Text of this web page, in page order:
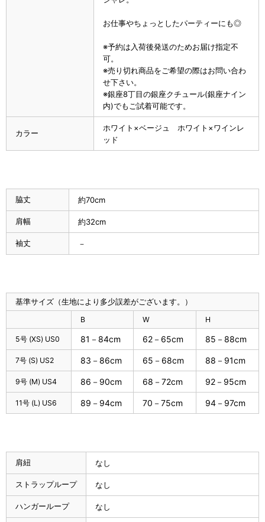
お仕事やちょっとしたパーティーにも◎
※予約は入荷後発送のためお届け指定不
可。
※売り切れ商品をご希望の際はお問い合わ
せ下さい。
※銀座8丁目の銀座クチュール(銀座ナイン
内)でもご試着可能です。
カラー
ホワイト×ベージュ ホワイト×ワインレ
ッド
脇丈 約70cm
肩幅 約32cm
袖丈 －
基準サイズ（生地により多少誤差がございます。）
B W H
5号 (XS) US0 81－84cm 62－65cm 85－88cm
7号 (S) US2 83－86cm 65－68cm 88－91cm
9号 (M) US4 86－90cm 68－72cm 92－95cm
11号 (L) US6 89－94cm 70－75cm 94－97cm
肩紐 なし
ストラップループ なし
ハンガーループ なし